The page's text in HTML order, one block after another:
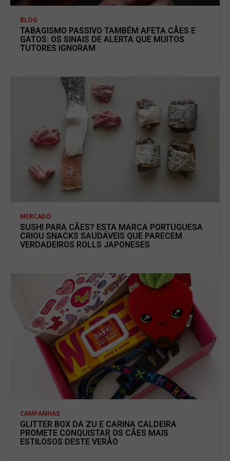
BLOG
TABAGISMO PASSIVO TAMBÉM AFETA CÃES E
GATOS: OS SINAIS DE ALERTA QUE MUITOS
TUTORES IGNORAM
MERCADO
SUSHI PARA CÃES? ESTA MARCA PORTUGUESA
CRIOU SNACKS SAUDÁVEIS QUE PARECEM
VERDADEIROS ROLLS JAPONESES
CAMPANHAS
GLITTER BOX DA ZU E CARINA CALDEIRA
PROMETE CONQUISTAR OS CÃES MAIS
ESTILOSOS DESTE VERÃO